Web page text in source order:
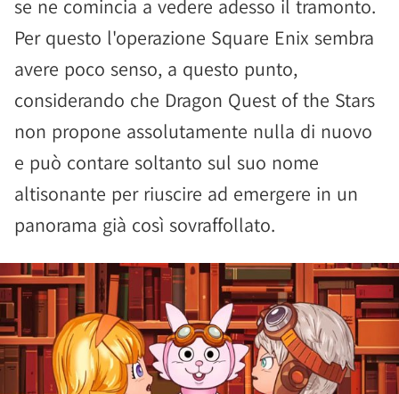
se ne comincia a vedere adesso il tramonto.
Per questo l'operazione Square Enix sembra
avere poco senso, a questo punto,
considerando che Dragon Quest of the Stars
non propone assolutamente nulla di nuovo
e può contare soltanto sul suo nome
altisonante per riuscire ad emergere in un
panorama già così sovraffollato.